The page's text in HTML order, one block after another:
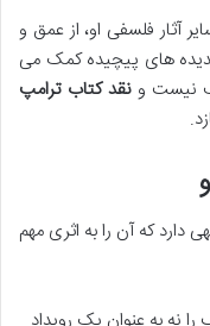
آثار فلسفی او، از عمق و
های پیچیده کمک می
نیست و نقد کتاب ترامپ
دارد که آن را به اثری مهم